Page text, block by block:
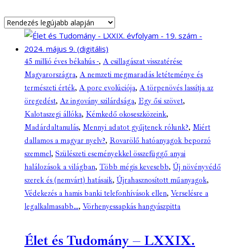
45 millió éves békahús -, A csillagászat visszatérése
Magyarországra, A nemzeti megmaradás letéteménye és
természeti érték, A porc evolúciója, A törpenövés lassítja az
öregedést, Az ingovány szilárdsága, Egy ősi szövet,
Kalotaszegi állóka, Kémkedő okoseszközeink,
Madárdaltanulás, Mennyi adatot gyűjtenek rólunk?, Miért
dallamos a magyar nyelv?, Rovarölő hatóanyagok beporzó
szemmel, Szülészeti eseményekkel összefüggő anyai
halálozások a világban, Több mégis kevesebb, Új növényvédő
szerek és (nemvárt) hatásaik, Újrahasznosított műanyagok,
Védekezés a hamis banki telefonhívások ellen, Verselésre a
legalkalmasabb…, Vörhenyessapkás hangyászpitta
Élet és Tudomány – LXXIX.